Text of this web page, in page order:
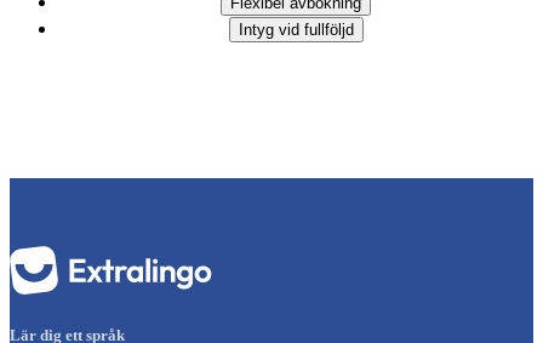
Intyg vid fullföljd
Lär dig ett språk